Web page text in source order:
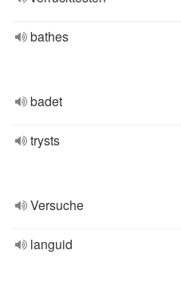
bathes
badet
trysts
Versuche
languid